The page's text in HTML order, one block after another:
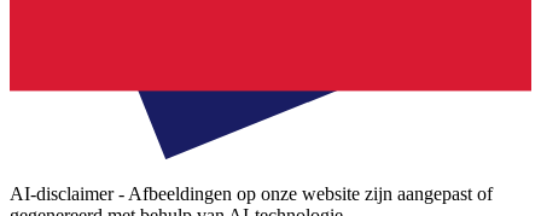
AI-disclaimer - Afbeeldingen op onze website zijn aangepast of